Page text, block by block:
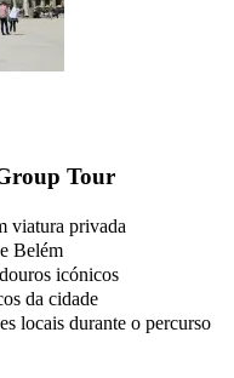
Tour
viatura privada
Belém
icónicos
da cidade
locais durante o percurso